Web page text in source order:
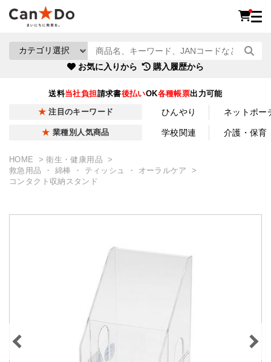
お気に入りから 購入履歴から
送料当社負担請求書後払いOK各種帳票出力可能
注目のキーワード ひんやり ネットポー
業種別人気商品 学校関連 介護・保育
HOME
衛生・健康用品
救急用品 ・ 綿棒 ・ ティッシュ ・ オーラルケア
コンタクト収納スタンド